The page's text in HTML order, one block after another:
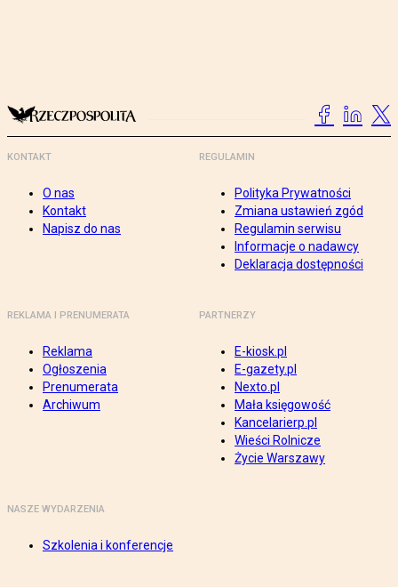
KONTAKT
O nas
Kontakt
Napisz do nas
REGULAMIN
Polityka Prywatności
Zmiana ustawień zgód
Regulamin serwisu
Informacje o nadawcy
Deklaracja dostępności
REKLAMA I PRENUMERATA
Reklama
Ogłoszenia
Prenumerata
Archiwum
PARTNERZY
E-kiosk.pl
E-gazety.pl
Nexto.pl
Mała księgowość
Kancelarierp.pl
Wieści Rolnicze
Życie Warszawy
NASZE WYDARZENIA
Szkolenia i konferencje